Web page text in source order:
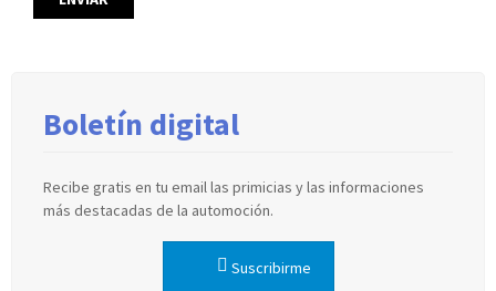
Boletín digital
Recibe gratis en tu email las primicias y las informaciones
más destacadas de la automoción.
Suscribirme